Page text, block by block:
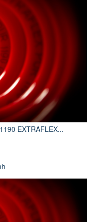
EXTRAFLEX...